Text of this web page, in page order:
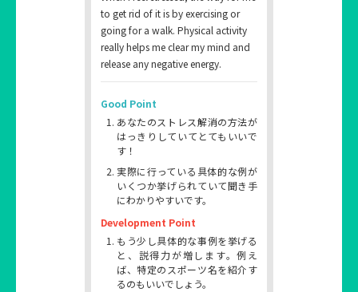
to get rid of it is by exercising or
going for a walk. Physical activity
really helps me clear my mind and
release any negative energy.
Good Point
あなたのストレス解消の方法が
はっきりしていてとてもいいで
す！
実際に行っている具体的な例が
いくつか挙げられていて聞き手
にわかりやすいです。
Development Point
もう少し具体的な事例を挙げる
と、説得力が増します。例え
ば、特定のスポーツ名を紹介す
るのもいいでしょう。